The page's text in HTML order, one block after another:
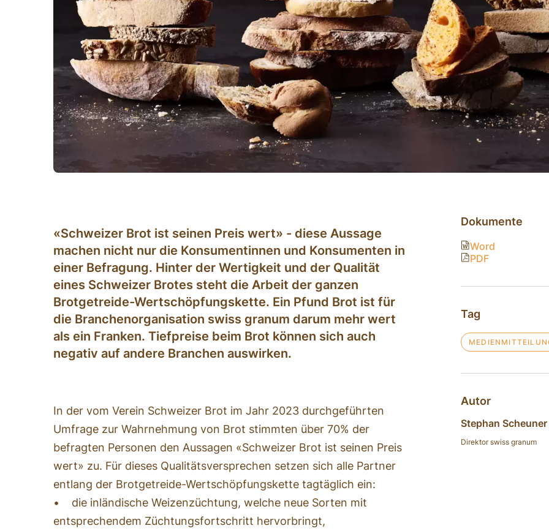
«Schweizer Brot ist seinen Preis wert» - diese Aussage
machen nicht nur die Konsumentinnen und Konsumenten in
einer Befragung. Hinter der Wertigkeit und der Qualität
eines Schweizer Brotes steht die Arbeit der ganzen
Brotgetreide-Wertschöpfungskette. Ein Pfund Brot ist für
die Branchenorganisation swiss granum darum mehr wert
als ein Franken. Tiefpreise beim Brot können sich auch
negativ auf andere Branchen auswirken.
In der vom Verein Schweizer Brot im Jahr 2023 durchgeführten
Umfrage zur Wahrnehmung von Brot stimmten über 70% der
befragten Personen den Aussagen «Schweizer Brot ist seinen Preis
wert» zu. Für dieses Qualitätsversprechen setzen sich alle Partner
entlang der Brotgetreide-Wertschöpfungskette tagtäglich ein:
• die inländische Weizenzüchtung, welche neue Sorten mit
entsprechendem Züchtungsfortschritt hervorbringt,
Dokumente
Word
PDF
Tag
Autor
Stephan Scheuner
Direktor swiss granum